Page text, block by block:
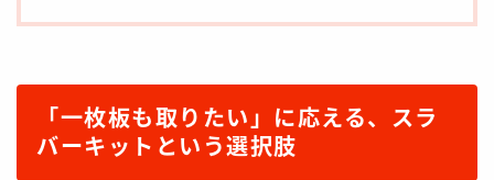
「一枚板も取りたい」に応える、スラ
バーキットという選択肢